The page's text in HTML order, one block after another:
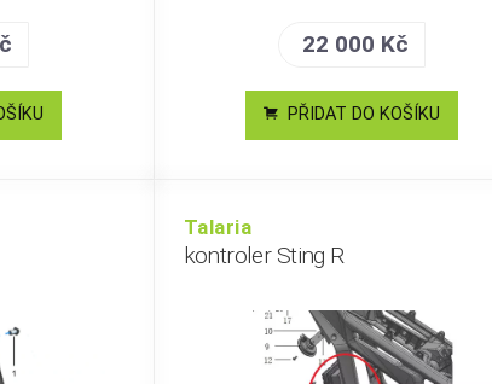
22 000 Kč
PŘIDAT DO KOŠÍKU
Talaria
kontroler Sting R